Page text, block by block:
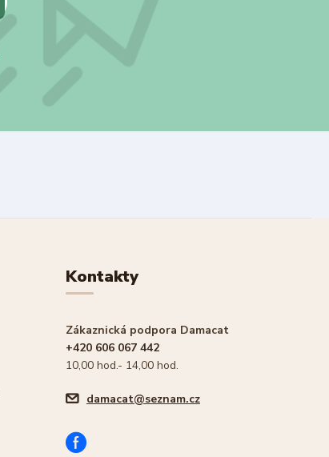
Kontakty
Zákaznická podpora Damacat
+420 606 067 442
10,00 hod.- 14,00 hod.
damacat@seznam.cz